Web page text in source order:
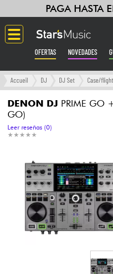
PAGA HASTA
OFERTAS NOVEDADES
Langue
Guitarras & Bajos
Ampli & Efectos
Sintetizadores &
Grabación
Auriculares
Accueil DJ DJ Set Case/
DENON DJ PRIME GO
GO)
★ ★ ★ ★ ★
★ ★ ★ ★ ★
Leer reseñas (0)